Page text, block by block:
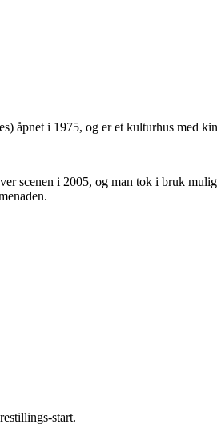
åpnet i 1975, og er et kulturhus med
scenen i 2005, og man tok i bruk
start.